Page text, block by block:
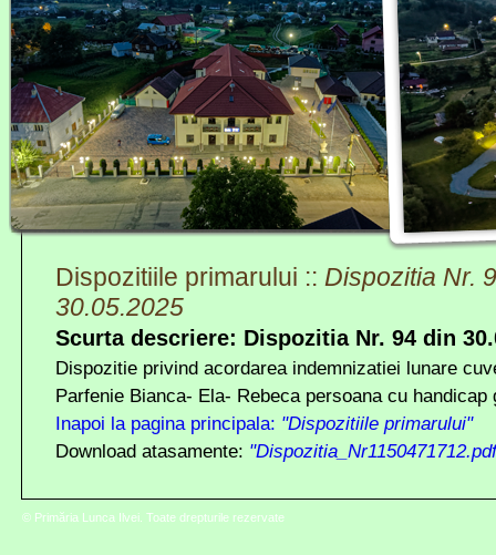
Dispozitiile primarului :: Dispozitia Nr.
30.05.2025
Scurta descriere: Dispozitia Nr. 94 din
Dispozitie privind acordarea indemnizatiei lunare
Parfenie Bianca- Ela- Rebeca persoana cu handicap
Inapoi la pagina principala: "Dispozitiile primarului"
Download atasamente:
© Primăria Lunca Ilvei. Toate drepturile rezervate